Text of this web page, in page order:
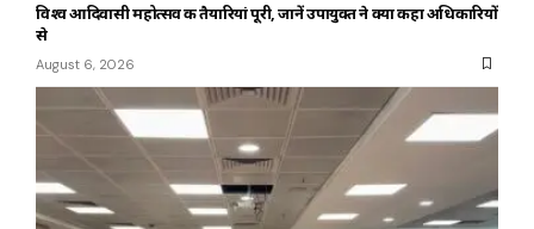
विश्व आदिवासी महोत्सव की तैयारियां पूरी, जानें उपायुक्त ने क्या कहा अधिकारियों
से
August 6, 2026